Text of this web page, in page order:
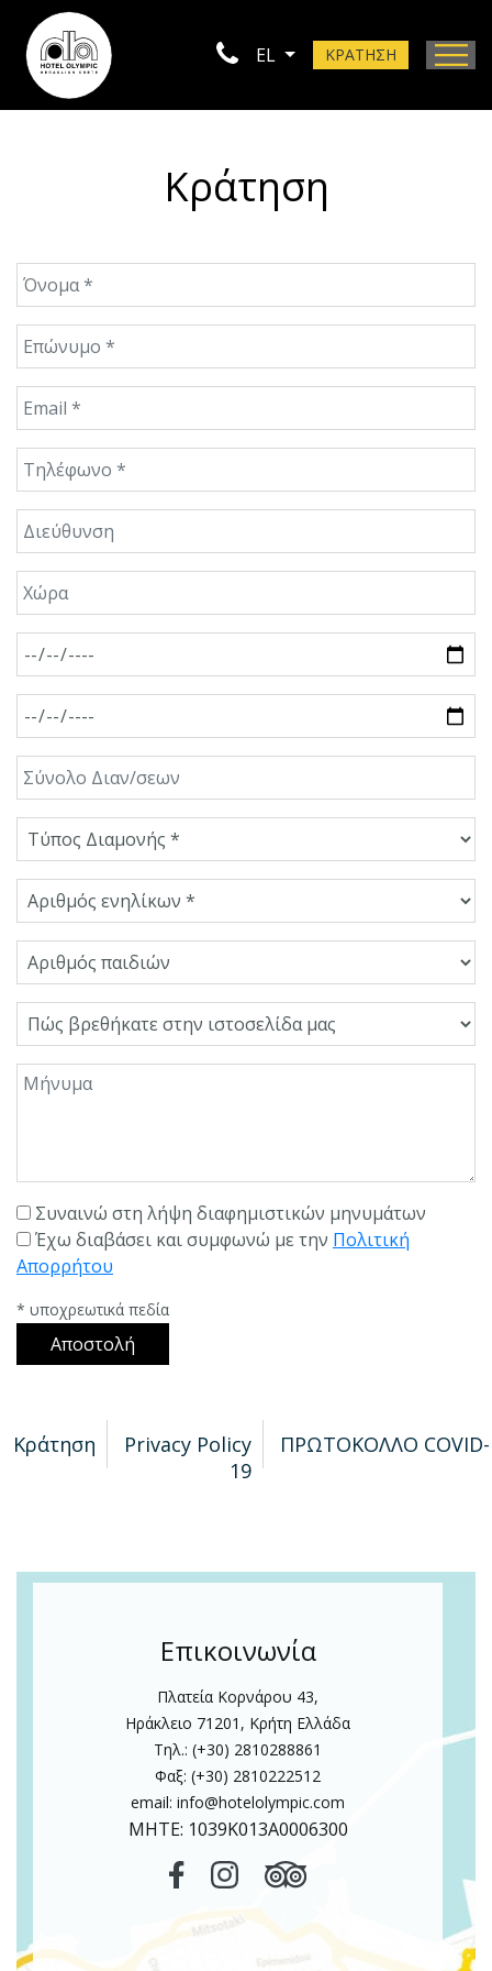
EL ΚΡΑΤΗΣΗ
Φωτογραφίες
Κράτηση
Όνομα
Επώνυμο
Email
Τηλέφωνο
Διεύθυνση
Χώρα
Ημ/νία Άφιξης
Ημ/νία Αναχώρισης
Σύνολο Διαν/σεων
Τύπος Διαμονής
Αριθμός ενηλίκων
Αριθμός παιδιών
Πώς βρεθήκατε στην ιστοσελίδα μας
Μήνυμα
Συναινώ στη λήψη διαφημιστικών μηνυμάτων
Έχω διαβάσει και συμφωνώ με την Πολιτική
Απορρήτου
* υποχρεωτικά πεδία
Αποστολή
Κράτηση Privacy Policy
ΠΡΩΤΟΚΟΛΛΟ COVID-
19
Επικοινωνία
Πλατεία Κορνάρου 43,
Ηράκλειο 71201, Κρήτη Ελλάδα
Τηλ.: (+30) 2810288861
Φαξ: (+30) 2810222512
email:info@hotelolympic.com
MHTE: 1039Κ013Α0006300